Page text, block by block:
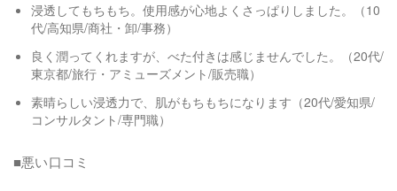
浸透してもちもち。使用感が心地よくさっぱりしました。（10
代/高知県/商社・卸/事務）
良く潤ってくれますが、べた付きは感じませんでした。（20代/
東京都/旅行・アミューズメント/販売職）
素晴らしい浸透力で、肌がもちもちになります（20代/愛知県/
コンサルタント/専門職）
■悪い口コミ